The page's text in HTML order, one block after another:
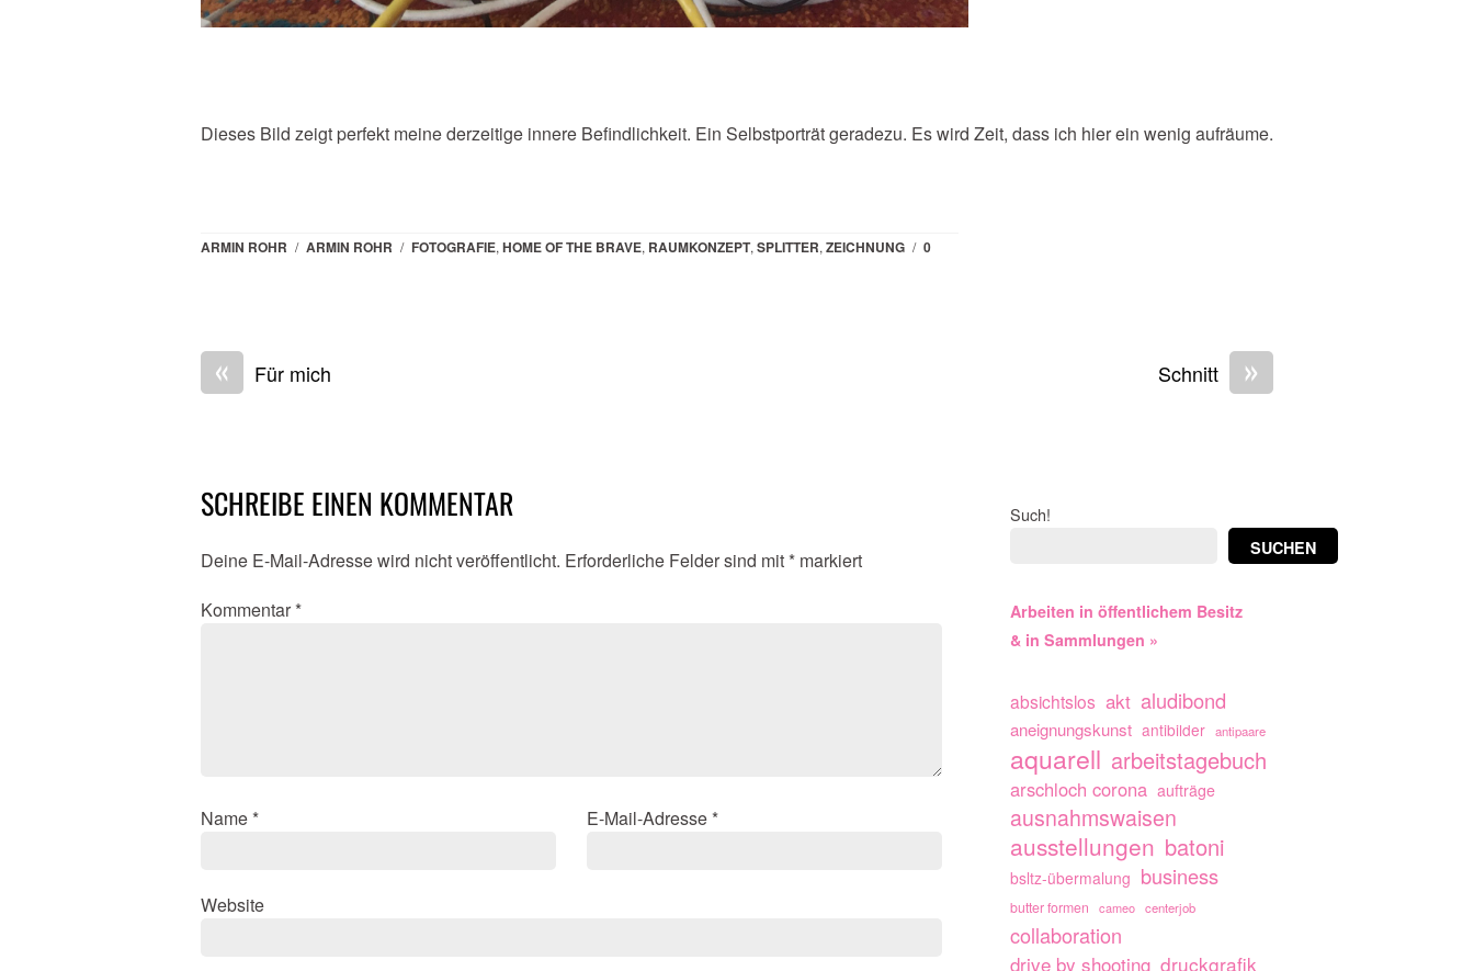
Dieses Bild zeigt perfekt meine derzeitige innere Befindlichkeit. Ein Selbstporträt geradezu. Es wird Zeit, dass ich hier ein wenig aufräume.
ARMIN ROHR / ARMIN ROHR / FOTOGRAFIE, HOME OF THE BRAVE, RAUMKONZEPT, SPLITTER, ZEICHNUNG / 0
« Für mich »
Schnitt
SCHREIBE EINEN KOMMENTAR
Deine E-Mail-Adresse wird nicht veröffentlicht. Erforderliche Felder sind mit * markiert
Kommentar *
Name * E-Mail-Adresse *
Website
Such!
SUCHEN
Arbeiten in öffentlichem Besitz
& in Sammlungen »
absichtslos akt aludibond
aneignungskunst antibilder antipaare
aquarell arbeitstagebuch
arschloch corona aufträge
ausnahmswaisen
ausstellungen batoni
bsltz-übermalung business
butter formen cameo centerjob
collaboration
drive by shooting druckgrafik